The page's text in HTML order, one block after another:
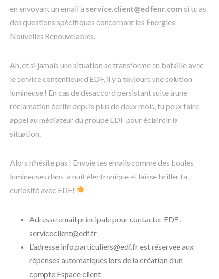
en envoyant un email à service.client@edfenr.com si tu as
des questions spécifiques concernant les Énergies
Nouvelles Renouvelables.
Ah, et si jamais une situation se transforme en bataille avec
le service contentieux d’EDF, il y a toujours une solution
lumineuse ! En cas de désaccord persistant suite à une
réclamation écrite depuis plus de deux mois, tu peux faire
appel au médiateur du groupe EDF pour éclaircir la
situation.
Alors n’hésite pas ! Envoie tes emails comme des boules
lumineuses dans la nuit électronique et laisse briller ta
curiosité avec EDF!
Adresse email principale pour contacter EDF :
serviceclient@edf.fr
L’adresse info.particuliers@edf.fr est réservée aux
réponses automatiques lors de la création d’un
compte Espace client